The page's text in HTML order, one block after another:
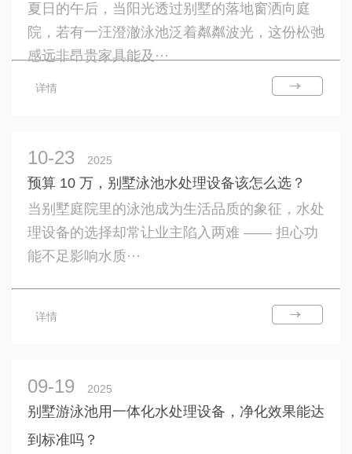
夏日的午后，当阳光透过别墅的落地窗洒向庭
院，若有一汪澄澈泳池泛着粼粼波光，这份松弛
感远非昂贵家具能及···
详情
10-23 2025
预算 10 万，别墅泳池水处理设备该怎么选？
当别墅庭院里的泳池成为生活品质的象征，水处
理设备的选择却常让业主陷入两难 —— 担心功
能不足影响水质···
详情
09-19 2025
别墅游泳池用一体化水处理设备，净化效果能达
到标准吗？